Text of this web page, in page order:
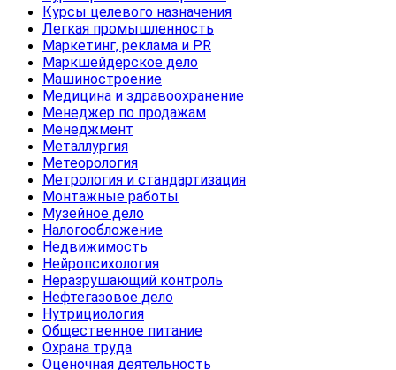
Курсы целевого назначения
Легкая промышленность
Маркетинг, реклама и PR
Маркшейдерское дело
Машиностроение
Медицина и здравоохранение
Менеджер по продажам
Менеджмент
Металлургия
Метеорология
Метрология и стандартизация
Монтажные работы
Музейное дело
Налогообложение
Недвижимость
Нейропсихология
Неразрушающий контроль
Нефтегазовое дело
Нутрициология
Общественное питание
Охрана труда
Оценочная деятельность